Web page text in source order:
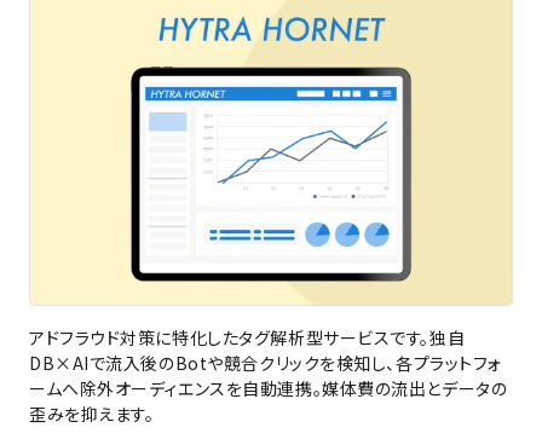
アドフラウド対策に特化したタグ解析型サービスです。独自
DB×AIで流入後のBotや競合クリックを検知し、各プラットフォ
ームへ除外オーディエンスを自動連携。媒体費の流出とデータの
歪みを抑えます。